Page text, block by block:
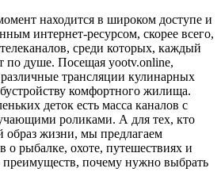
находится в широком доступе и
интернет-ресурсом, скорее всего,
среди которых, каждый
по душе. Посещая yootv.online,
трансляции кулинарных
комфортного жилища.
деток есть масса каналов с
роликами. А для тех, кто
образ жизни, мы предлагаем
рыбалке, охоте, путешествиях и
преимуществ, почему нужно выбрать